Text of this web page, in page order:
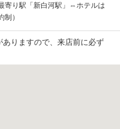
寄り駅「新白河駅」⇔ホテルは
）
りますので、来店前に必ず